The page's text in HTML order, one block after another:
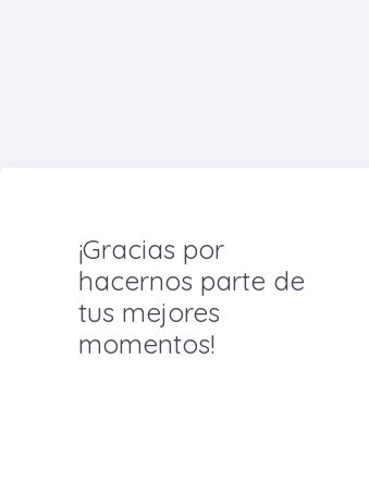
¡Gracias por
hacernos parte de
tus mejores
momentos!